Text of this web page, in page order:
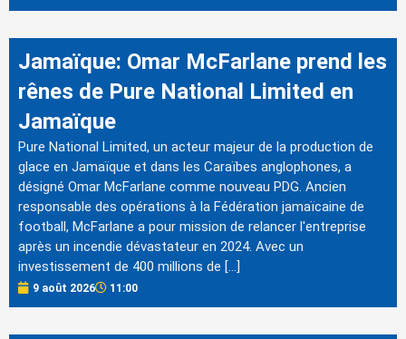
Jamaïque: Omar McFarlane prend les
rênes de Pure National Limited en
Jamaïque
Pure National Limited, un acteur majeur de la production de
glace en Jamaïque et dans les Caraïbes anglophones, a
désigné Omar McFarlane comme nouveau PDG. Ancien
responsable des opérations à la Fédération jamaïcaine de
football, McFarlane a pour mission de relancer l'entreprise
après un incendie dévastateur en 2024. Avec un
investissement de 400 millions de […]
9 août 2026 11:00